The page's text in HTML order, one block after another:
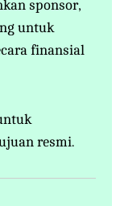
sponsor,
untuk
finansial
resmi.